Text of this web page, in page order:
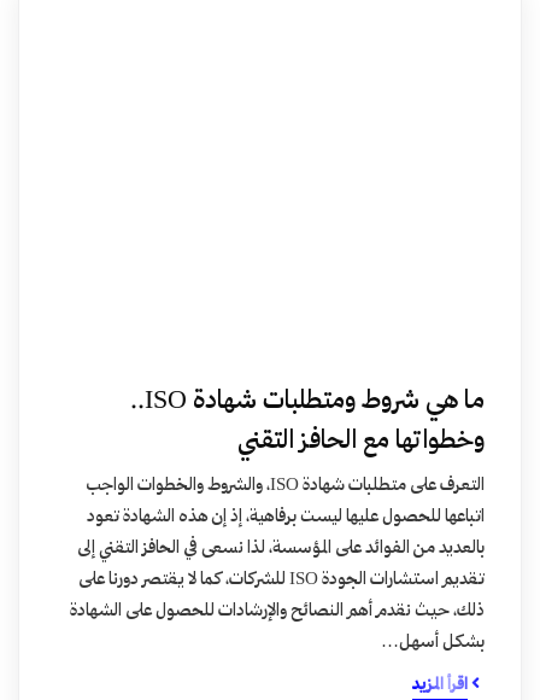
ما هي شروط ومتطلبات شهادة ISO..
وخطواتها مع الحافز التقني
التعرف على متطلبات شهادة ISO، والشروط والخطوات الواجب
اتباعها للحصول عليها ليست برفاهية، إذ إن هذه الشهادة تعود
بالعديد من الفوائد على المؤسسة، لذا نسعى في الحافز التقني إلى
تقديم استشارات الجودة ISO للشركات، كما لا يقتصر دورنا على
ذلك، حيث نقدم أهم النصائح والإرشادات للحصول على الشهادة
بشكل أسهل…
اقرأ المزيد